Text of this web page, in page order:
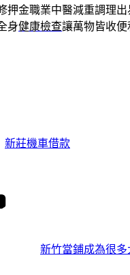
押金職業中醫減重調理出
身健康檢查讓萬物皆收
新莊機車借款
新竹當鋪成為很